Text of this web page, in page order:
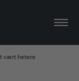
vært hetere